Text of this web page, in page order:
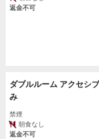
返金不可
ダブルルーム アクセシ
み
禁煙
朝食なし
返金不可